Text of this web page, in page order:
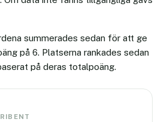
summerades sedan för att ge
på 6. Platserna rankades sedan
på deras totalpoäng.